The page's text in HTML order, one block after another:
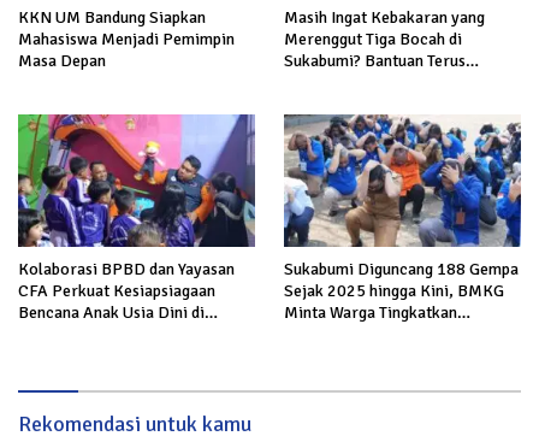
KKN UM Bandung Siapkan
Mahasiswa Menjadi Pemimpin
Masa Depan
Masih Ingat Kebakaran yang
Merenggut Tiga Bocah di
Sukabumi? Bantuan Terus
Kolaborasi BPBD dan Yayasan
CFA Perkuat Kesiapsiagaan
Bencana Anak Usia Dini di
Sukabumi Diguncang 188 Gempa
Sejak 2025 hingga Kini, BMKG
Minta Warga Tingkatkan
Rekomendasi untuk kamu